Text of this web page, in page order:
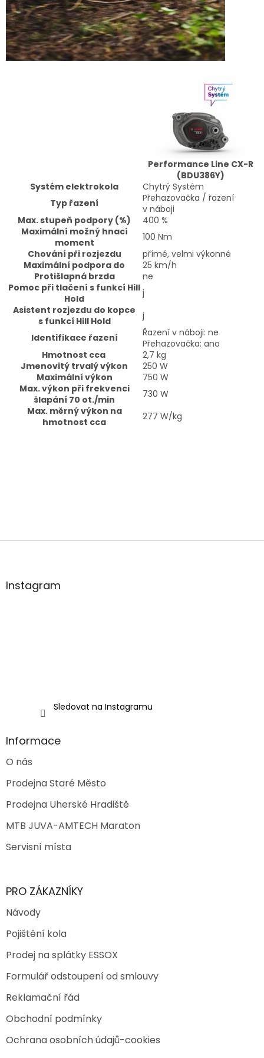
Performance Line CX-R
(BDU386Y)
Systém elektrokola
Chytrý Systém
Typ řazení
Přehazovačka / řazení
v náboji
Max. stupeň podpory (%)
400 %
Maximální možný hnací
moment
100 Nm
Chování při rozjezdu
přímé, velmi výkonné
Maximální podpora do
25 km/h
Protišlapná brzda
ne
Pomoc při tlačení s funkcí Hill
Hold
j
Asistent rozjezdu do kopce
s funkcí Hill Hold
j
Identifikace řazení
Řazení v náboji: ne
Přehazovačka: ano
Hmotnost cca
2,7 kg
Jmenovitý trvalý výkon
250 W
Maximální výkon
750 W
Max. výkon při frekvenci
šlapání 70 ot./min
730 W
Max. měrný výkon na
hmotnost cca
277 W/kg
Z
aInstagram
Sledovat na Instagramu
Informace
O nás
Prodejna Staré Město
Prodejna Uherské Hradiště
MTB JUVA-AMTECH Maraton
Servisní místa
PRO ZÁKAZNÍKY
Návody
Pojištění kola
Prodej na splátky ESSOX
Formulář odstoupení od smlouvy
Reklamační řád
Obchodní podmínky
Ochrana osobních údajů-cookies